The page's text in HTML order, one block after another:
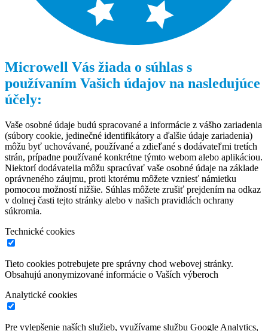
Microwell Vás žiada o súhlas s
používaním Vašich údajov na nasledujúce
účely:
Vaše osobné údaje budú spracované a informácie z vášho zariadenia
(súbory cookie, jedinečné identifikátory a ďalšie údaje zariadenia)
môžu byť uchovávané, používané a zdieľané s dodávateľmi tretích
strán, prípadne používané konkrétne týmto webom alebo aplikáciou.
Niektorí dodávatelia môžu spracúvať vaše osobné údaje na základe
oprávneného záujmu, proti ktorému môžete vzniesť námietku
pomocou možností nižšie. Súhlas môžete zrušiť prejdením na odkaz
v dolnej časti tejto stránky alebo v našich pravidlách ochrany
súkromia.
Technické cookies
Tieto cookies potrebujete pre správny chod webovej stránky.
Obsahujú anonymizované informácie o Vaších výberoch
Analytické cookies
Pre vylepšenie naších služieb, využívame službu Google Analytics,